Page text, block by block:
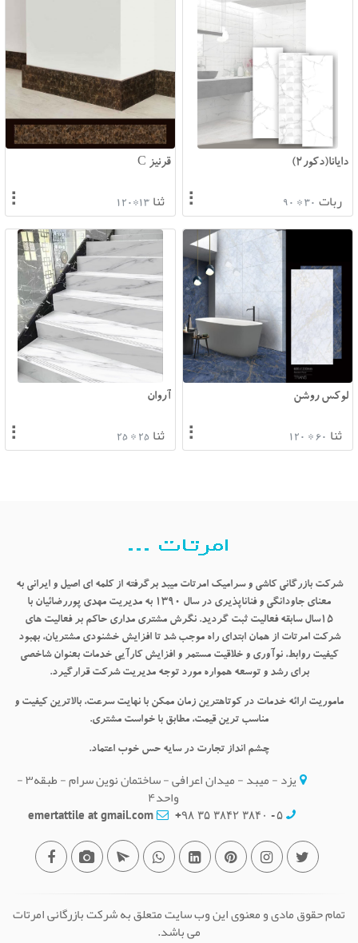
دایانا(دکور2)
ربات 30 * 90
⠇
قرنیز C
ثنا 13*120
⠇
لوکس روشن
ثنا 60 * 120
⠇
آروان
ثنا 25 * 25
⠇
شرکت بازرگانی کاشی و سرامیک امرتات میبد برگرفته از کلمه ای اصیل و ایرانی به
معنای جاودانگی و فناناپذیری در سال ۱۳۹۰ به مدیریت مهدی پوررضائیان با
۱۵سال سابقه فعالیت ثبت گردید. نگرش مشتری مداری حاکم بر فعالیت های
شرکت امرتات از همان ابتدای راه موجب شد تا افزایش خشنودی مشتریان، بهبود
کیفیت روابط، نوآوری و خلاقیت مستمر و افزایش کارآیی خدمات بعنوان شاخصی
برای رشد و توسعه همواره مورد توجه مدیریت شرکت قرارگیرد.
ماموریت ارائه خدمات در کوتاهترین زمان ممکن با نهایت سرعت، بالاترین کیفیت و
مناسب ترین قیمت، مطابق با خواست مشتری.
چشم انداز تجارت در سایه حس خوب اعتماد.
یزد - میبد - میدان اعرافی - ساختمان نوین سرام - طبقه۳ -
واحد۴
۵ - ۳۸۴۰ ۳۸۴۲ ۳۵ ۹۸+ emertattile at gmail.com
تمام حقوق مادی و معنوی این وب سایت متعلق به شرکت بازرگانی امرتات
می باشد.